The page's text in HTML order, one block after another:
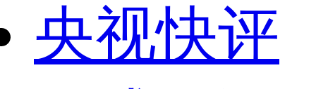
央视快评